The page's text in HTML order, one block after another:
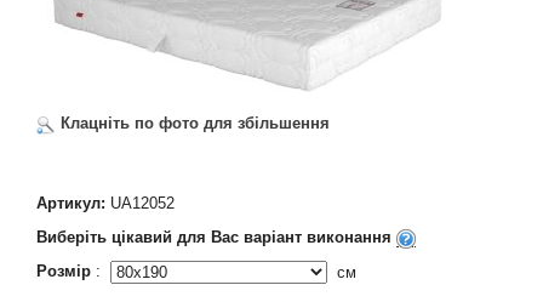
Клацніть по фото для збільшення
Артикул: UA12052
Виберіть цікавий для Вас варіант виконання
Розмір : см